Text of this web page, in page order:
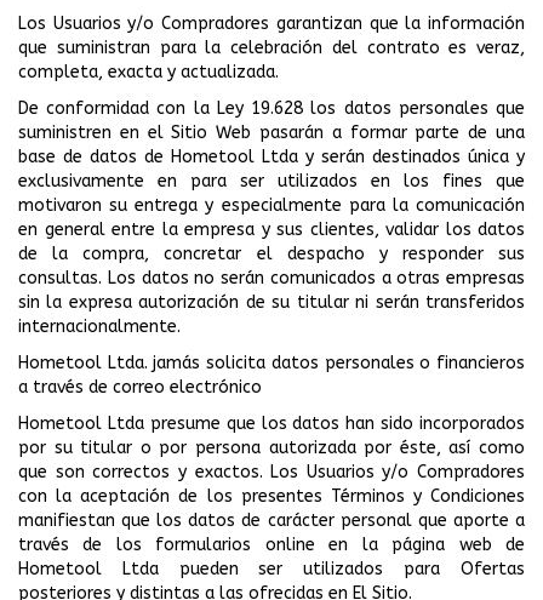
Los Usuarios y/o Compradores garantizan que la información
que suministran para la celebración del contrato es veraz,
completa, exacta y actualizada.
De conformidad con la Ley 19.628 los datos personales que
suministren en el Sitio Web pasarán a formar parte de una
base de datos de Hometool Ltda y serán destinados única y
exclusivamente en para ser utilizados en los fines que
motivaron su entrega y especialmente para la comunicación
en general entre la empresa y sus clientes, validar los datos
de la compra, concretar el despacho y responder sus
consultas. Los datos no serán comunicados a otras empresas
sin la expresa autorización de su titular ni serán transferidos
internacionalmente.
Hometool Ltda. jamás solicita datos personales o financieros
a través de correo electrónico
Hometool Ltda presume que los datos han sido incorporados
por su titular o por persona autorizada por éste, así como
que son correctos y exactos. Los Usuarios y/o Compradores
con la aceptación de los presentes Términos y Condiciones
manifiestan que los datos de carácter personal que aporte a
través de los formularios online en la página web de
Hometool Ltda pueden ser utilizados para Ofertas
posteriores y distintas a las ofrecidas en El Sitio.